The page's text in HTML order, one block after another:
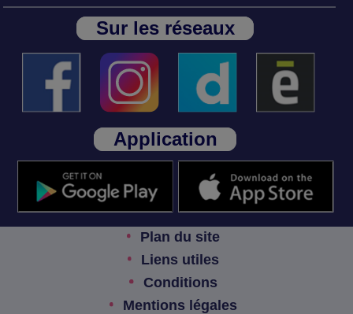
Sur les réseaux
Application
Plan du site
Liens utiles
Conditions
Mentions légales